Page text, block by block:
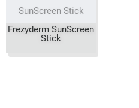
Frezyderm SunScreen
Stick